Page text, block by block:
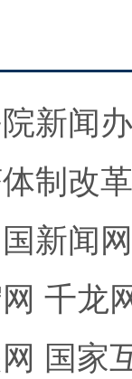
新闻
制改
新闻网
千龙
国家